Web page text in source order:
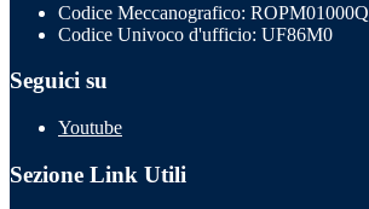
Codice Meccanografico: ROPM01000Q
Codice Univoco d'ufficio: UF86M0
Seguici su
Youtube
Sezione Link Utili